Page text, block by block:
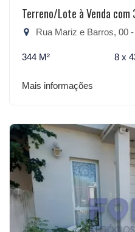
Terreno/Lote à Venda com
Rua Mariz e Barros, 00 -
344 M² 8 x
Mais informações